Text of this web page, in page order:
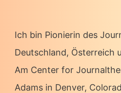
Ich bin Pionierin des
Deutschland, Österreich
Am Center for
Adams in Denver,